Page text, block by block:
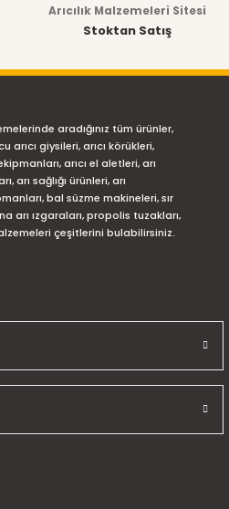
Arıcılık Malzemeleri Sitesi
Stoktan Satış
aradığınız tüm ürünler,
arıcı giysileri, arıcı körükleri,
arıcı el aletleri, arı
arı sağlığı ürünleri, arı
bal süzme makineleri, sır
arı ızgaraları, propolis tuzakları,
çeşitlerini bulabilirsiniz.